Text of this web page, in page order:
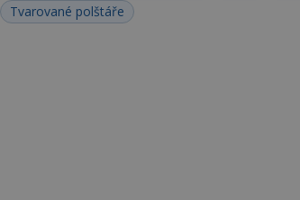
Tvarované polštáře